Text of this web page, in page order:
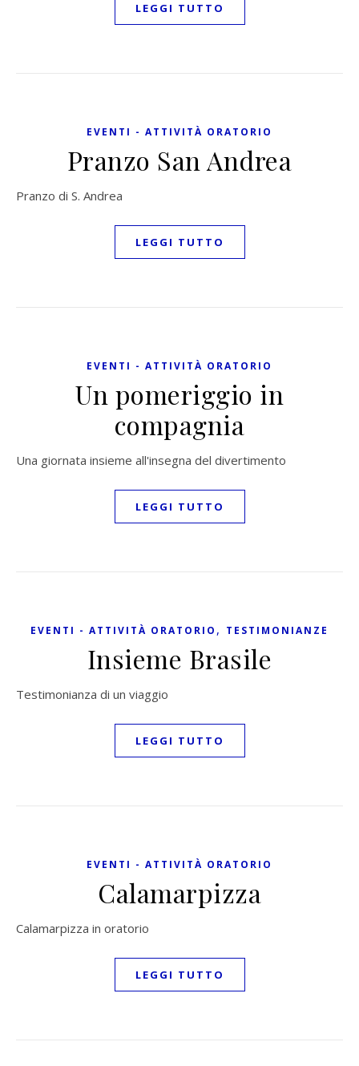
LEGGI TUTTO
EVENTI - ATTIVITÀ ORATORIO
Pranzo San Andrea
Pranzo di S. Andrea
LEGGI TUTTO
EVENTI - ATTIVITÀ ORATORIO
Un pomeriggio in
compagnia
Una giornata insieme all'insegna del divertimento
LEGGI TUTTO
EVENTI - ATTIVITÀ ORATORIO , TESTIMONIANZE
Insieme Brasile
Testimonianza di un viaggio
LEGGI TUTTO
EVENTI - ATTIVITÀ ORATORIO
Calamarpizza
Calamarpizza in oratorio
LEGGI TUTTO